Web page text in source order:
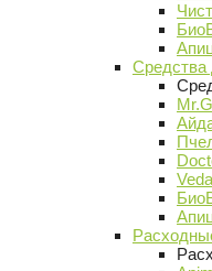
Средства
Veda